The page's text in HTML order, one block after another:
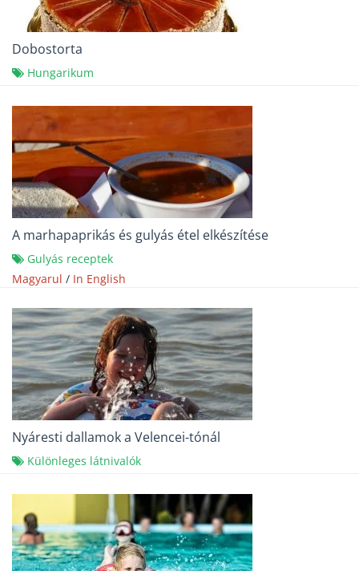
Dobostorta
Hungarikum
A marhapaprikás és gulyás étel elkészítése
Gulyás receptek
Magyarul / In English
Nyáresti dallamok a Velencei-tónál
Különleges látnivalók